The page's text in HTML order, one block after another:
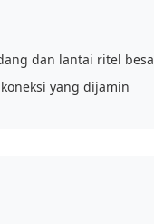
dan lantai ritel
yang dijamin